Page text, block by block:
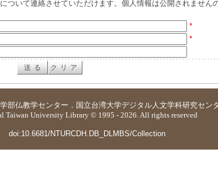
ついて連絡させていただけます。個人情報は公開されません
*
*
部仏教学センター ． 国立台湾大学デジタル人文学科研究セン
Taiwan University Library © 1995 - 2026. All rights reserved
doi:10.6681/NTURCDH.DB_DLMBS/Collection